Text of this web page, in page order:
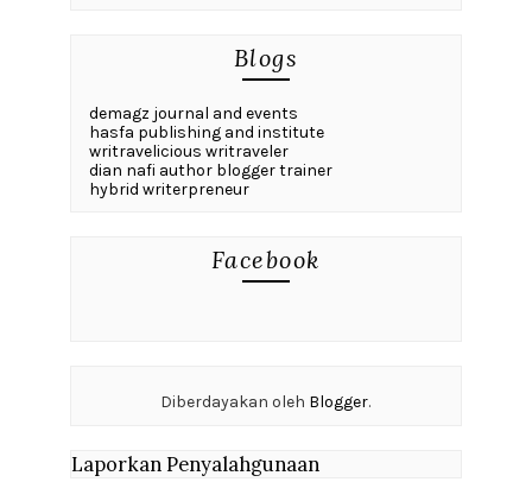
Blogs
demagz journal and events
hasfa publishing and institute
writravelicious writraveler
dian nafi author blogger trainer
hybrid writerpreneur
Facebook
Diberdayakan oleh Blogger.
Laporkan Penyalahgunaan